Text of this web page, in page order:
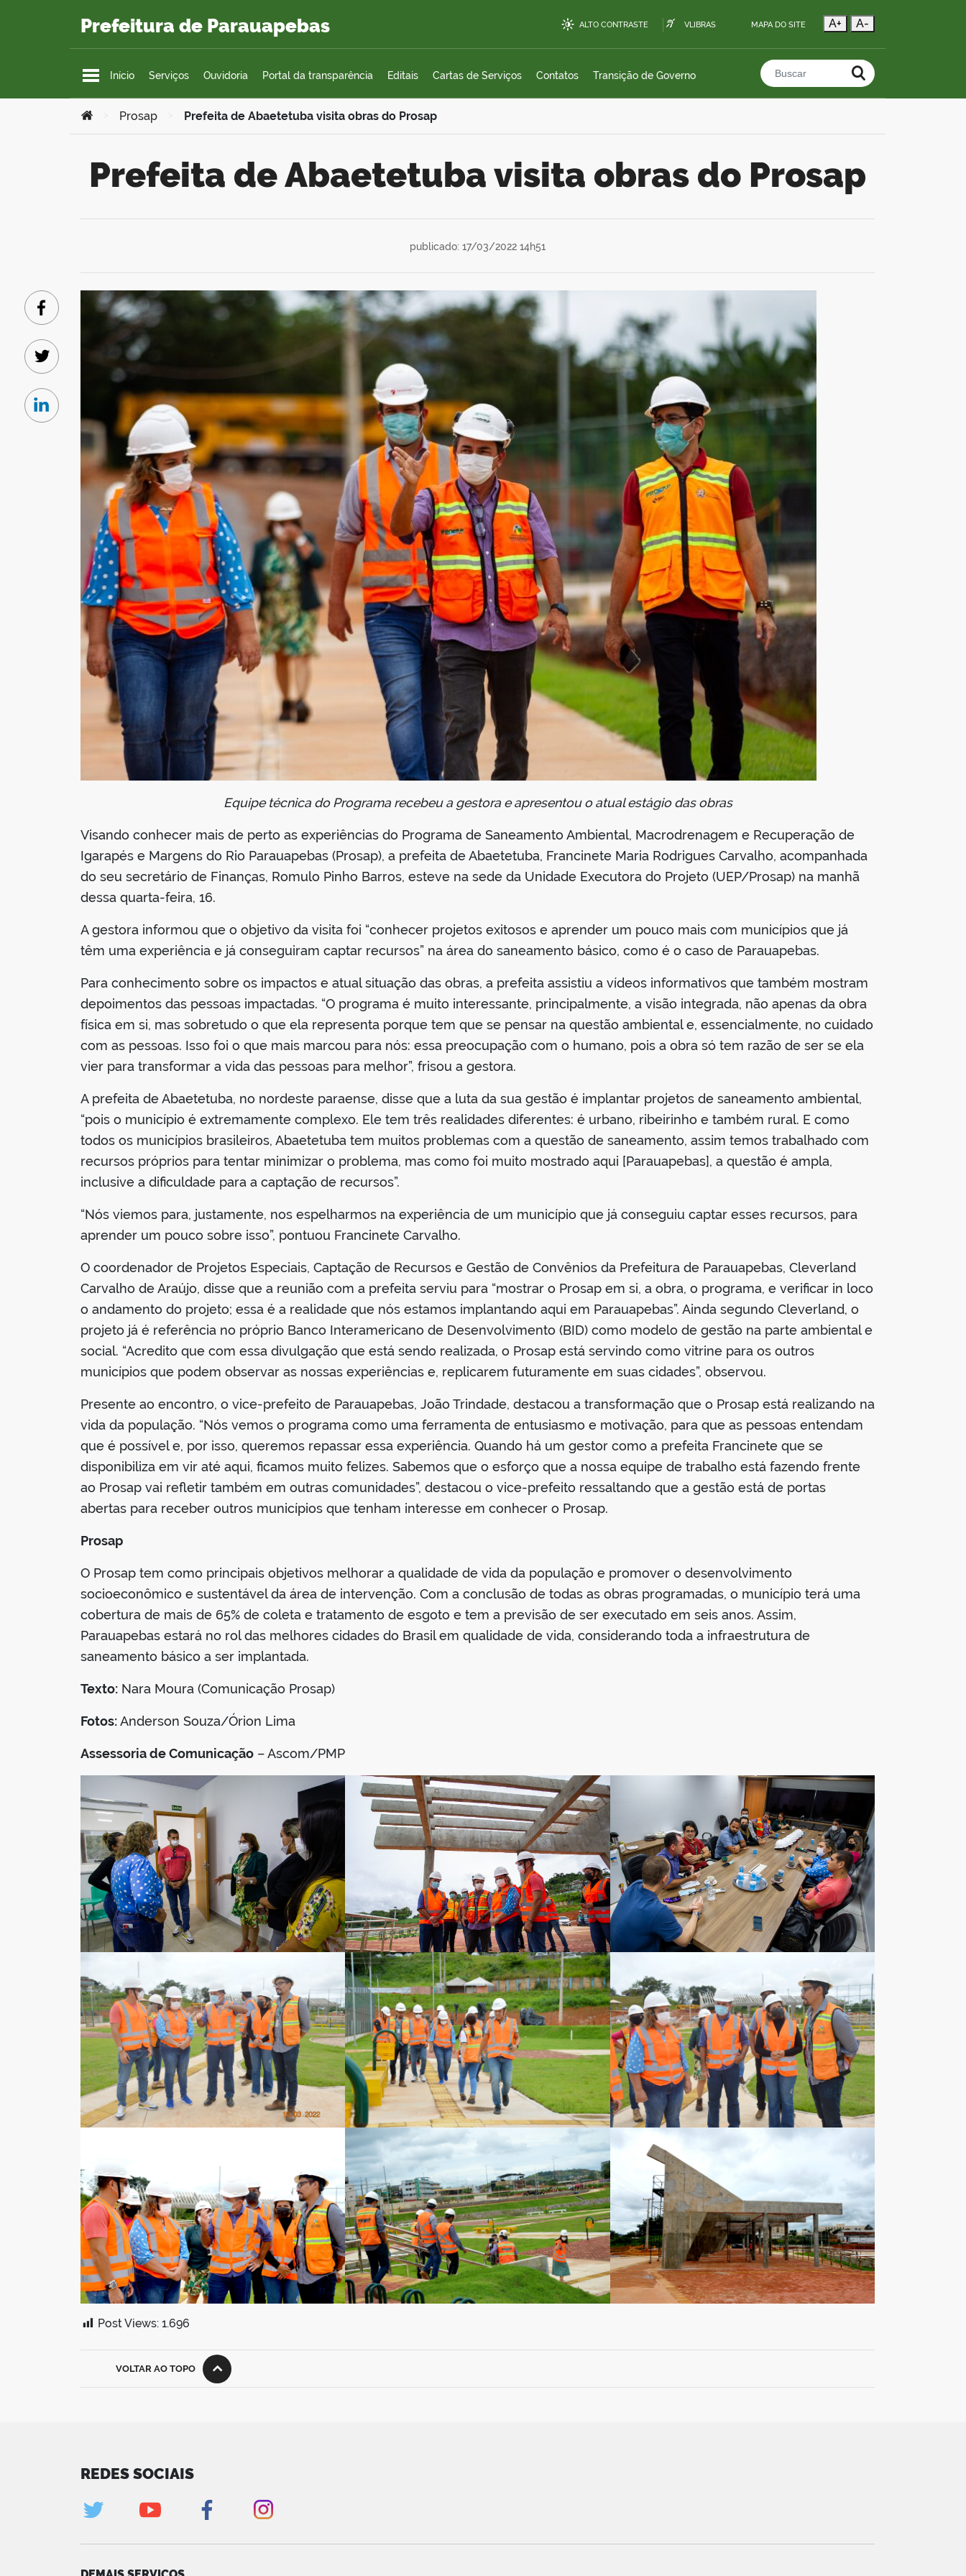
Prefeitura de Parauapebas ALTO CONTRASTE VLIBRAS MAPA DO SITE A+ A-
Início Serviços Ouvidoria Portal da transparência Editais Cartas de Serviços Contatos Transição de Governo Buscar no portal
Você está aqui:
Prosap Prefeita de Abaetetuba visita obras do Prosap
Prefeita de Abaetetuba visita obras do Prosap
publicado: 17/03/2022 14h51
Equipe técnica do Programa recebeu a gestora e apresentou o atual estágio das obras
Visando conhecer mais de perto as experiências do Programa de Saneamento Ambiental, Macrodrenagem e Recuperação de
Igarapés e Margens do Rio Parauapebas (Prosap), a prefeita de Abaetetuba, Francinete Maria Rodrigues Carvalho, acompanhada
do seu secretário de Finanças, Romulo Pinho Barros, esteve na sede da Unidade Executora do Projeto (UEP/Prosap) na manhã
dessa quarta-feira, 16.
A gestora informou que o objetivo da visita foi “conhecer projetos exitosos e aprender um pouco mais com municípios que já
têm uma experiência e já conseguiram captar recursos” na área do saneamento básico, como é o caso de Parauapebas.
Para conhecimento sobre os impactos e atual situação das obras, a prefeita assistiu a vídeos informativos que também mostram
depoimentos das pessoas impactadas. “O programa é muito interessante, principalmente, a visão integrada, não apenas da obra
física em si, mas sobretudo o que ela representa porque tem que se pensar na questão ambiental e, essencialmente, no cuidado
com as pessoas. Isso foi o que mais marcou para nós: essa preocupação com o humano, pois a obra só tem razão de ser se ela
vier para transformar a vida das pessoas para melhor”, frisou a gestora.
A prefeita de Abaetetuba, no nordeste paraense, disse que a luta da sua gestão é implantar projetos de saneamento ambiental,
“pois o município é extremamente complexo. Ele tem três realidades diferentes: é urbano, ribeirinho e também rural. E como
todos os municípios brasileiros, Abaetetuba tem muitos problemas com a questão de saneamento, assim temos trabalhado com
recursos próprios para tentar minimizar o problema, mas como foi muito mostrado aqui [Parauapebas], a questão é ampla,
inclusive a dificuldade para a captação de recursos”.
“Nós viemos para, justamente, nos espelharmos na experiência de um município que já conseguiu captar esses recursos, para
aprender um pouco sobre isso”, pontuou Francinete Carvalho.
O coordenador de Projetos Especiais, Captação de Recursos e Gestão de Convênios da Prefeitura de Parauapebas, Cleverland
Carvalho de Araújo, disse que a reunião com a prefeita serviu para “mostrar o Prosap em si, a obra, o programa, e verificar in loco
o andamento do projeto; essa é a realidade que nós estamos implantando aqui em Parauapebas”. Ainda segundo Cleverland, o
projeto já é referência no próprio Banco Interamericano de Desenvolvimento (BID) como modelo de gestão na parte ambiental e
social. “Acredito que com essa divulgação que está sendo realizada, o Prosap está servindo como vitrine para os outros
municípios que podem observar as nossas experiências e, replicarem futuramente em suas cidades”, observou.
Presente ao encontro, o vice-prefeito de Parauapebas, João Trindade, destacou a transformação que o Prosap está realizando na
vida da população. “Nós vemos o programa como uma ferramenta de entusiasmo e motivação, para que as pessoas entendam
que é possível e, por isso, queremos repassar essa experiência. Quando há um gestor como a prefeita Francinete que se
disponibiliza em vir até aqui, ficamos muito felizes. Sabemos que o esforço que a nossa equipe de trabalho está fazendo frente
ao Prosap vai refletir também em outras comunidades”, destacou o vice-prefeito ressaltando que a gestão está de portas
abertas para receber outros municípios que tenham interesse em conhecer o Prosap.
Prosap
O Prosap tem como principais objetivos melhorar a qualidade de vida da população e promover o desenvolvimento
socioeconômico e sustentável da área de intervenção. Com a conclusão de todas as obras programadas, o município terá uma
cobertura de mais de 65% de coleta e tratamento de esgoto e tem a previsão de ser executado em seis anos. Assim,
Parauapebas estará no rol das melhores cidades do Brasil em qualidade de vida, considerando toda a infraestrutura de
saneamento básico a ser implantada.
Texto: Nara Moura (Comunicação Prosap)
Fotos:Anderson Souza/Órion Lima
Assessoria de Comunicação – Ascom/PMP
Facebook
Twitter
Linkedin
Post Views: 1.696
VOLTAR AO TOPO
REDES SOCIAIS